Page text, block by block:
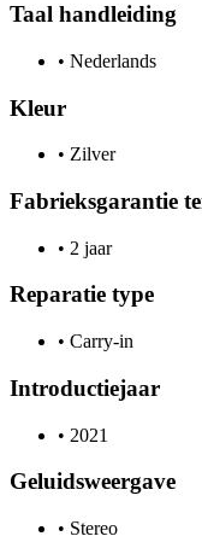
Taal handleiding
• Nederlands
Kleur
• Zilver
Fabrieksgarantie
• 2 jaar
Reparatie type
• Carry-in
Introductiejaar
• 2021
Geluidsweergave
• Stereo